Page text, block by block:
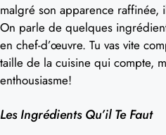
malgré son apparence
On parle de quelques
en chef-d’œuvre. Tu vas vite
taille de la cuisine qui compte,
enthousiasme!
Les Ingrédients Qu’il Te Faut